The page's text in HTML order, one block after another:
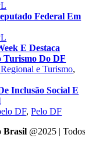
Federal Em
E Destaca
Turismo Do DF
e Turismo,
Inclusão Social E
DF,Pelo DF
Brasil @2025 | Todos